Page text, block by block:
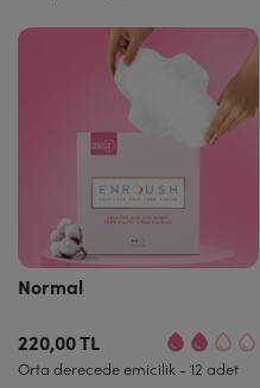
Normal
220,00 TL
Orta derecede emicilik - 12 adet